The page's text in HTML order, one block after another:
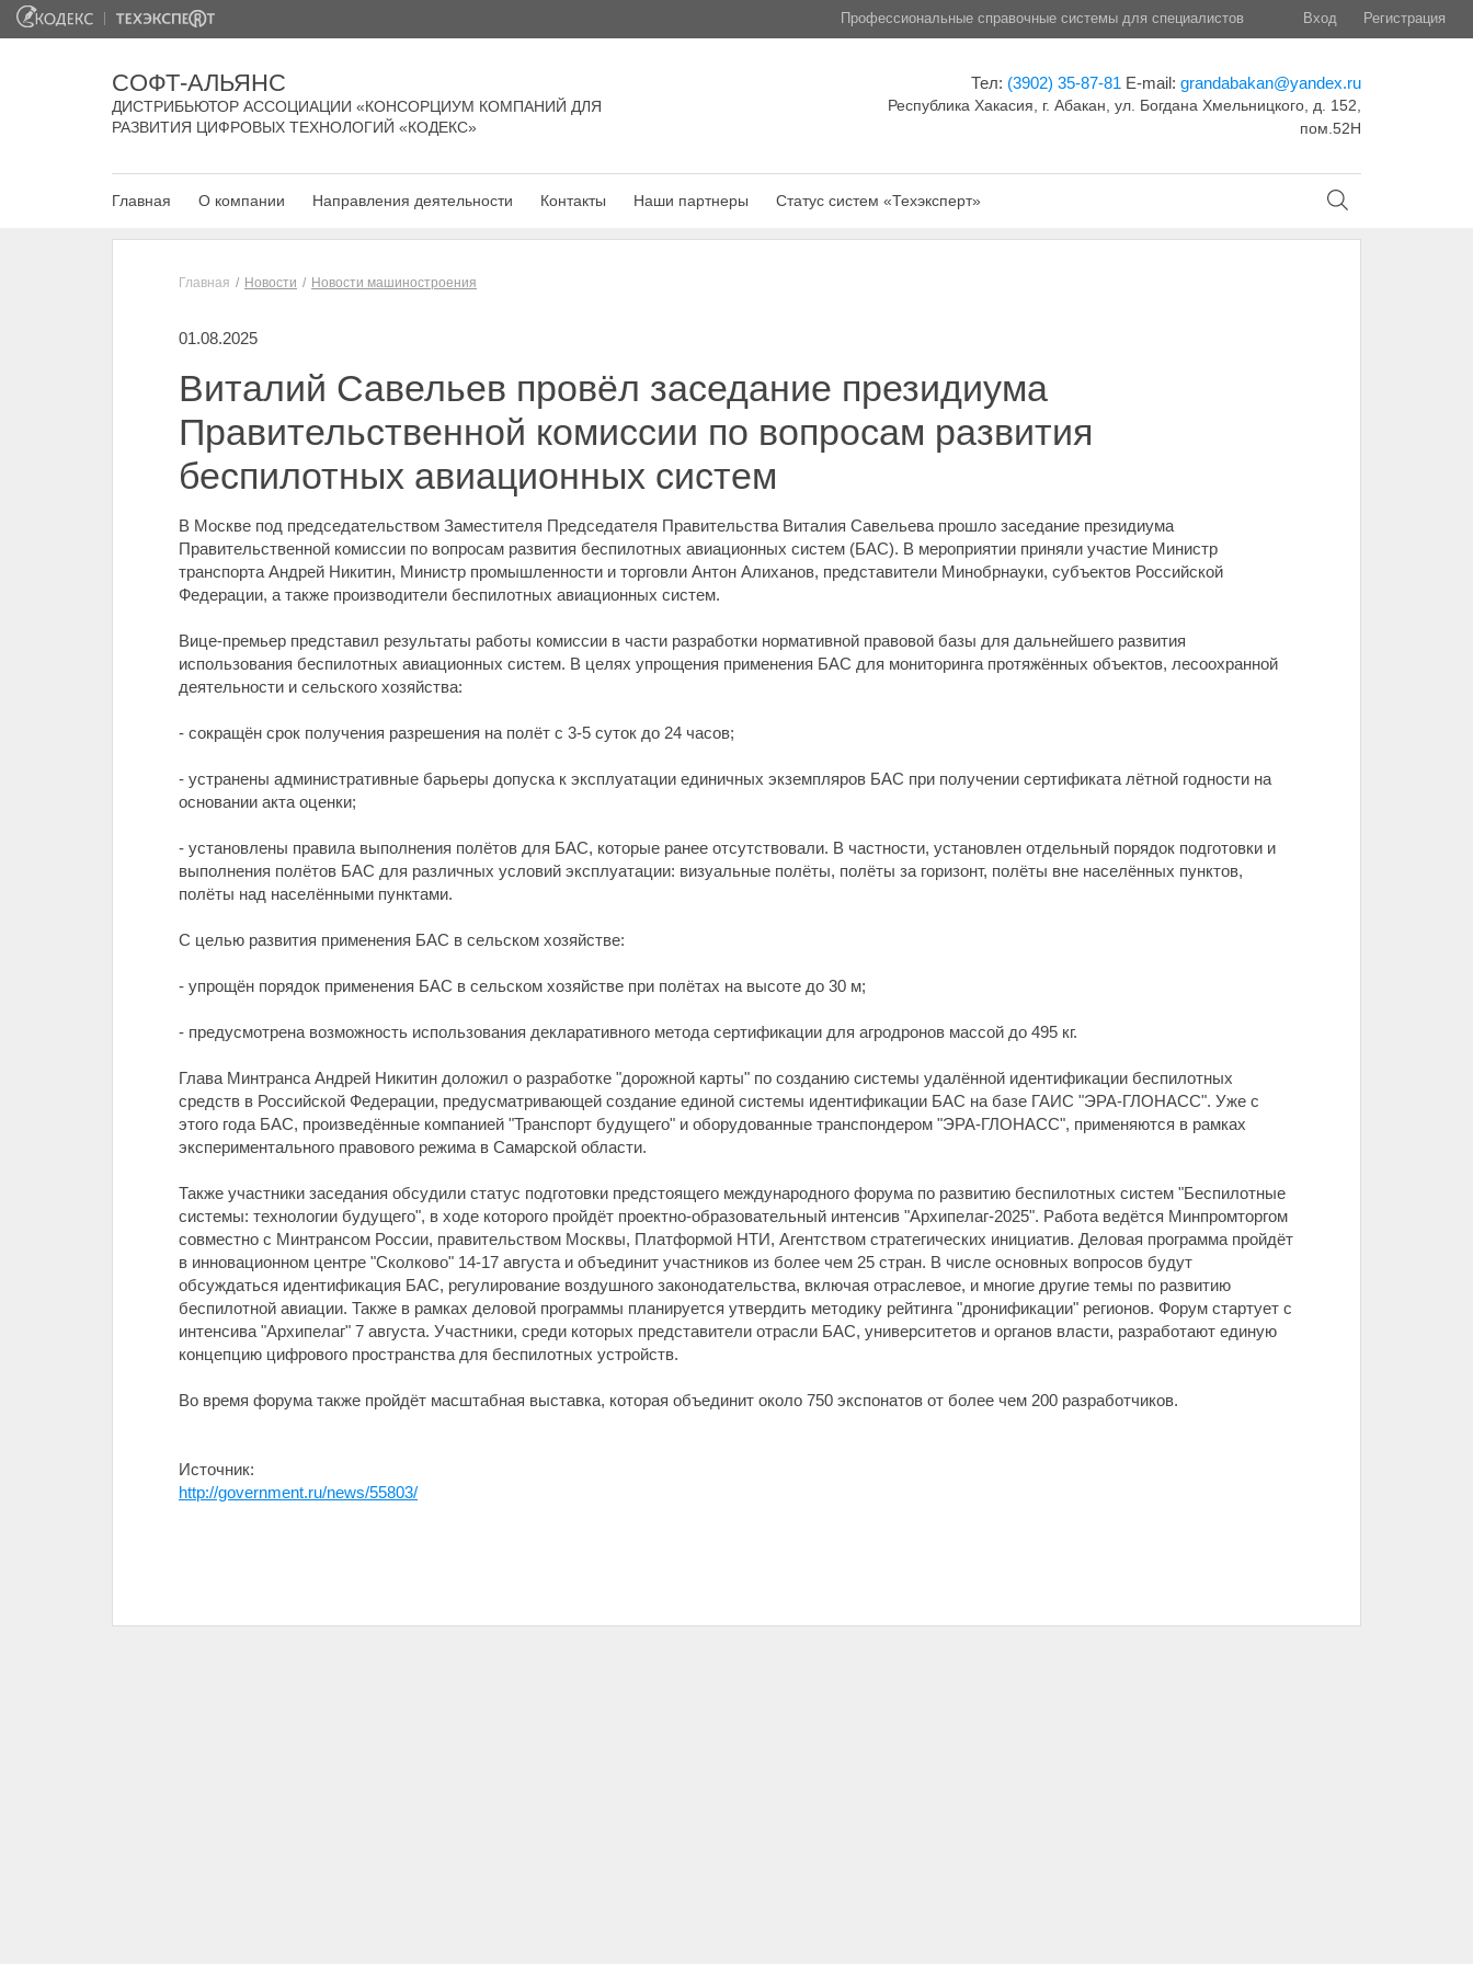
Профессиональные справочные системы для специалистов Вход Регистрация
СОФТ-АЛЬЯНС
ДИСТРИБЬЮТОР АССОЦИАЦИИ «КОНСОРЦИУМ КОМПАНИЙ ДЛЯ
РАЗВИТИЯ ЦИФРОВЫХ ТЕХНОЛОГИЙ «КОДЕКС»
Тел: (3902) 35-87-81 E-mail: grandabakan@yandex.ru
Республика Хакасия, г. Абакан, ул. Богдана Хмельницкого, д. 152,
пом.52Н
Главная О компании Направления деятельности Контакты Наши партнеры Статус систем «Техэксперт»
Главная Новости Новости машиностроения
01.08.2025
Виталий Савельев провёл заседание президиума
Правительственной комиссии по вопросам развития
беспилотных авиационных систем
В Москве под председательством Заместителя Председателя Правительства Виталия Савельева прошло заседание президиума
Правительственной комиссии по вопросам развития беспилотных авиационных систем (БАС). В мероприятии приняли участие Министр
транспорта Андрей Никитин, Министр промышленности и торговли Антон Алиханов, представители Минобрнауки, субъектов Российской
Федерации, а также производители беспилотных авиационных систем.
Вице-премьер представил результаты работы комиссии в части разработки нормативной правовой базы для дальнейшего развития
использования беспилотных авиационных систем. В целях упрощения применения БАС для мониторинга протяжённых объектов, лесоохранной
деятельности и сельского хозяйства:
- сокращён срок получения разрешения на полёт с 3-5 суток до 24 часов;
- устранены административные барьеры допуска к эксплуатации единичных экземпляров БАС при получении сертификата лётной годности на
основании акта оценки;
- установлены правила выполнения полётов для БАС, которые ранее отсутствовали. В частности, установлен отдельный порядок подготовки и
выполнения полётов БАС для различных условий эксплуатации: визуальные полёты, полёты за горизонт, полёты вне населённых пунктов,
полёты над населёнными пунктами.
С целью развития применения БАС в сельском хозяйстве:
- упрощён порядок применения БАС в сельском хозяйстве при полётах на высоте до 30 м;
- предусмотрена возможность использования декларативного метода сертификации для агродронов массой до 495 кг.
Глава Минтранса Андрей Никитин доложил о разработке "дорожной карты" по созданию системы удалённой идентификации беспилотных
средств в Российской Федерации, предусматривающей создание единой системы идентификации БАС на базе ГАИС "ЭРА-ГЛОНАСС". Уже с
этого года БАС, произведённые компанией "Транспорт будущего" и оборудованные транспондером "ЭРА-ГЛОНАСС", применяются в рамках
экспериментального правового режима в Самарской области.
Также участники заседания обсудили статус подготовки предстоящего международного форума по развитию беспилотных систем "Беспилотные
системы: технологии будущего", в ходе которого пройдёт проектно-образовательный интенсив "Архипелаг-2025". Работа ведётся Минпромторгом
совместно с Минтрансом России, правительством Москвы, Платформой НТИ, Агентством стратегических инициатив. Деловая программа пройдёт
в инновационном центре "Сколково" 14-17 августа и объединит участников из более чем 25 стран. В числе основных вопросов будут
обсуждаться идентификация БАС, регулирование воздушного законодательства, включая отраслевое, и многие другие темы по развитию
беспилотной авиации. Также в рамках деловой программы планируется утвердить методику рейтинга "дронификации" регионов. Форум стартует с
интенсива "Архипелаг" 7 августа. Участники, среди которых представители отрасли БАС, университетов и органов власти, разработают единую
концепцию цифрового пространства для беспилотных устройств.
Во время форума также пройдёт масштабная выставка, которая объединит около 750 экспонатов от более чем 200 разработчиков.
Источник:
http://government.ru/news/55803/